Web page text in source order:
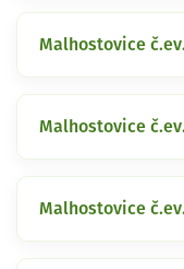
Malhostovice
Malhostovice
Malhostovice